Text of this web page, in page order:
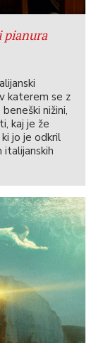
pianura
katerem se z
nižini,
kaj je že
jo je odkril
italijanskih